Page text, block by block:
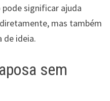
significar ajuda
mas também
de ideia.
sem